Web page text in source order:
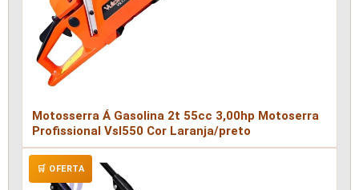
Motosserra Á Gasolina 2t 55cc 3,00hp Motoserra
Profissional Vsl550 Cor Laranja/preto
🛒 OFERTA